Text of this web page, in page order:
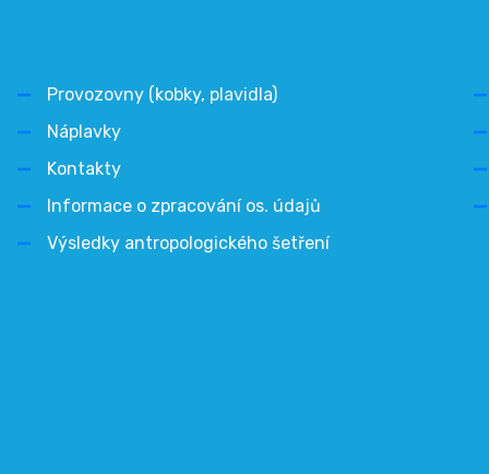
Provozovny (kobky, plavidla)
Náplavky
Kontakty
Informace o zpracování os. údajů
Výsledky antropologického šetření